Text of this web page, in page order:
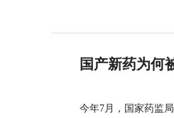
国产新药为何
今年7月，国家药监